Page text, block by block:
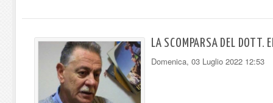
LA SCOMPARSA DEL DOTT.
Domenica, 03 Luglio 2022 12:53